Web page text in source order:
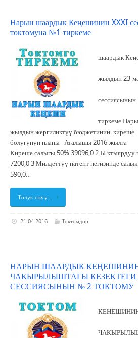
Нарын шаардык Кеңешинин XXXI
токтомуна №1 тиркеме
шаардык
жылдын 23-
тиркеме
жылдын жергиликтүү
бөлүгүнүн планы Аталышы
Киреше салыгы 50% 39096,0 2 Ы ктыярдуу
7200,0 3 Милдеттүү патент негизинде
590,0…
Толук окуу…
21.04.2016 Токтомдор
НАРЫН ШААРДЫК КЕҢЕШИНИН
ЧАКЫРЫЛЫШТАГЫ КЕЗЕКТЕГИ
СЕССИЯСЫНЫН № 2 ТОКТОМУ